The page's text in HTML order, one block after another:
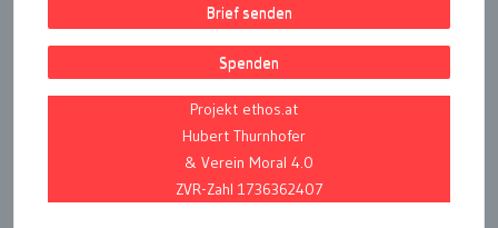
Brief senden
Spenden
Projekt ethos.at
Hubert Thurnhofer
& Verein Moral 4.0
ZVR-Zahl 1736362407